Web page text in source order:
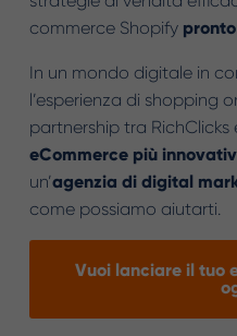
commerce Shopify
In un mondo digitale in
l’esperienza di shopping
partnership tra RichClicks
eCommerce più
un’agenzia di digital
come possiamo aiutarti.
Vuoi lanciare il tuo